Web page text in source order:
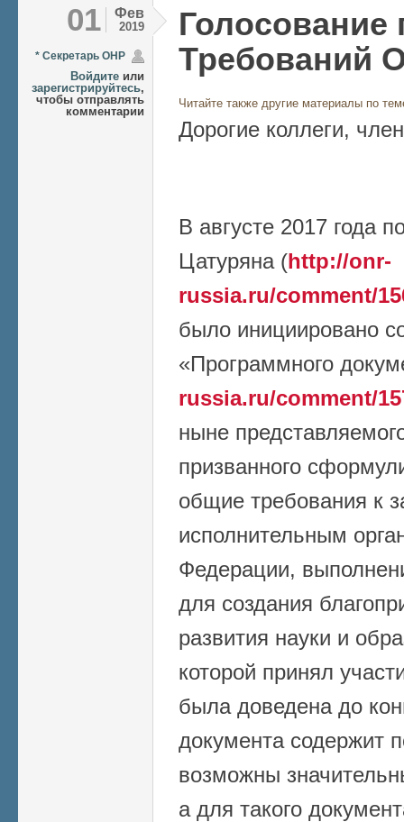
01 Фев
2019
* Секретарь ОНР
Войдите или
зарегистрируйтесь,
чтобы отправлять
комментарии
Голосование
Требований
Читайте также другие материалы по
Дорогие коллеги,
В августе 2017 года
Цатуряна (http://onr-
russia.ru/comment/
было инициировано
«Программного
russia.ru/comment/
ныне
призванного
общие требования к
исполнительным
Федерации,
для создания
развития науки и
которой принял
была доведена до
документа содержит
возможны
а для такого